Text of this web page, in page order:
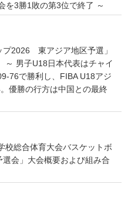
を3勝1敗の第3位で終了 ～
プ2026 東アジア地区予選」
男子U18日本代表はチャイ
76で勝利し、FIBA U18アジ
優勝の行方は中国との最終
校総合体育大会バスケットボ
会」大会概要および組み合